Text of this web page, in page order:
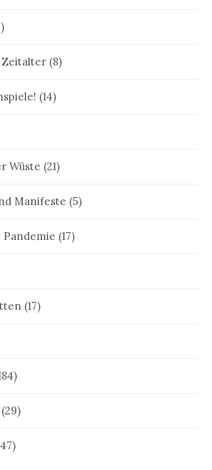
Zeitalter (8)
(14)
Wüste (21)
Manifeste (5)
Pandemie (17)
(17)
(29)